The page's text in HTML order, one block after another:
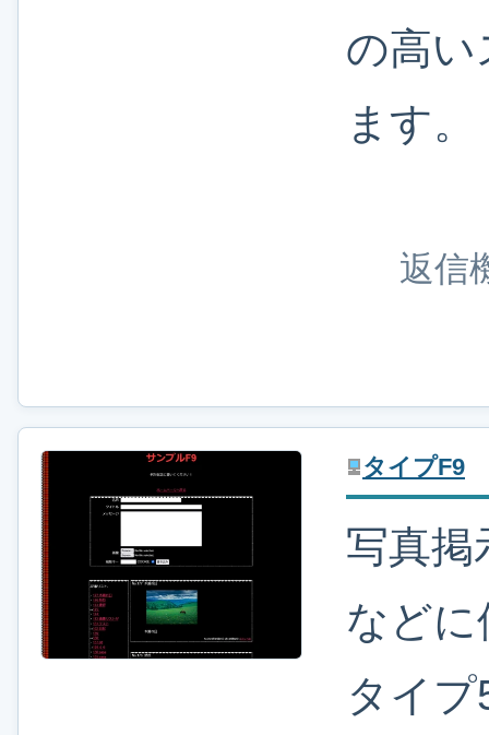
の高い
ます。
返信
タイプF9
写真掲
など
タイ